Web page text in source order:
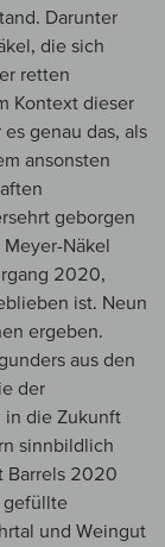
Darunter
die sich
retten
Kontext dieser
genau das, als
ansonsten
geborgen
Näkel
2020,
ist. Neun
ergeben.
aus den
der
in die Zukunft
sinnbildlich
Barrels 2020
gefüllte
und Weingut